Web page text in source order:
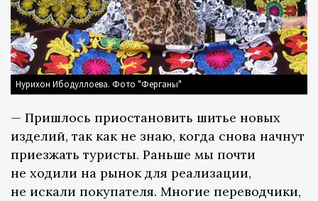
Нурихон Ибодуллоева. Фото "Ферганы"
— Пришлось приостановить шитье новых
изделий, так как не знаю, когда снова начнут
приезжать туристы. Раньше мы почти
не ходили на рынок для реализации,
не искали покупателя. Многие переводчики,